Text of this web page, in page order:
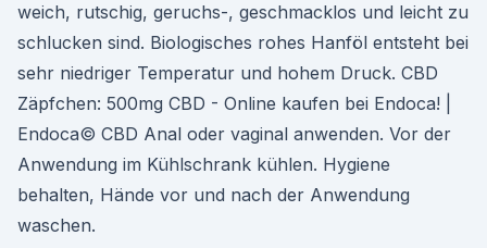
weich, rutschig, geruchs-, geschmacklos und leicht zu
schlucken sind. Biologisches rohes Hanföl entsteht bei
sehr niedriger Temperatur und hohem Druck. CBD
Zäpfchen: 500mg CBD - Online kaufen bei Endoca! |
Endoca© CBD Anal oder vaginal anwenden. Vor der
Anwendung im Kühlschrank kühlen. Hygiene
behalten, Hände vor und nach der Anwendung
waschen.